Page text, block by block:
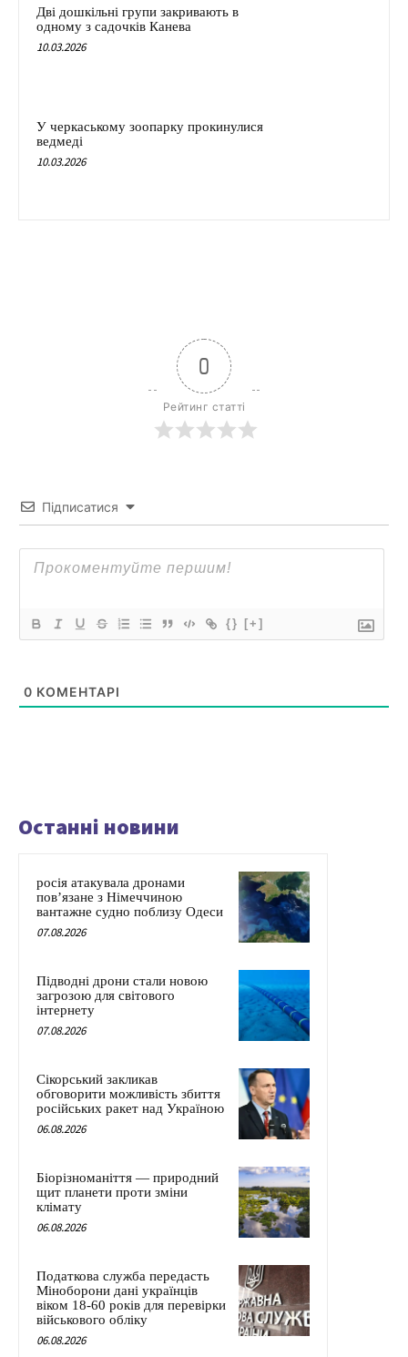
Дві дошкільні групи закривають в
одному з садочків Канева
10.03.2026
У черкаському зоопарку прокинулися
ведмеді
10.03.2026
0
Рейтинг статті
Підписатися
{} [+]
0 КОМЕНТАРІ
Останні новини
росія атакувала дронами
пов’язане з Німеччиною
вантажне судно поблизу Одеси
07.08.2026
Підводні дрони стали новою
загрозою для світового
інтернету
07.08.2026
Сікорський закликав
обговорити можливість збиття
російських ракет над Україною
06.08.2026
Біорізноманіття — природний
щит планети проти зміни
клімату
06.08.2026
Податкова служба передасть
Міноборони дані українців
віком 18-60 років для перевірки
військового обліку
06.08.2026